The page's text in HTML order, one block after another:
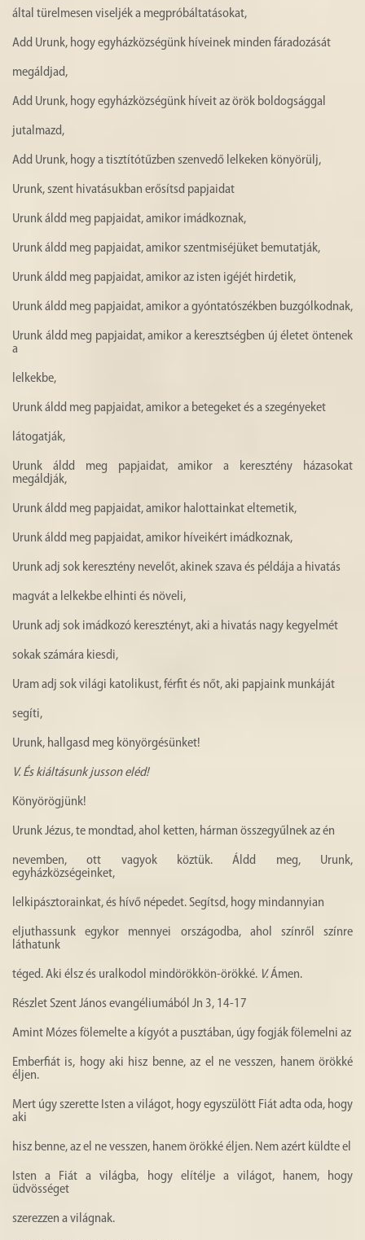
által türelmesen viseljék a megpróbáltatásokat,
Add Urunk, hogy egyházközségünk híveinek minden fáradozását
megáldjad,
Add Urunk, hogy egyházközségünk híveit az örök boldogsággal
jutalmazd,
Add Urunk, hogy a tisztítótűzben szenvedő lelkeken könyörülj,
Urunk, szent hivatásukban erősítsd papjaidat
Urunk áldd meg papjaidat, amikor imádkoznak,
Urunk áldd meg papjaidat, amikor szentmiséjüket bemutatják,
Urunk áldd meg papjaidat, amikor az isten igéjét hirdetik,
Urunk áldd meg papjaidat, amikor a gyóntatószékben buzgólkodnak,
Urunk áldd meg papjaidat, amikor a keresztségben új életet öntenek
a
lelkekbe,
Urunk áldd meg papjaidat, amikor a betegeket és a szegényeket
látogatják,
Urunk áldd meg papjaidat, amikor a keresztény házasokat
megáldják,
Urunk áldd meg papjaidat, amikor halottainkat eltemetik,
Urunk áldd meg papjaidat, amikor híveikért imádkoznak,
Urunk adj sok keresztény nevelőt, akinek szava és példája a hivatás
magvát a lelkekbe elhinti és növeli,
Urunk adj sok imádkozó keresztényt, aki a hivatás nagy kegyelmét
sokak számára kiesdi,
Uram adj sok világi katolikust, férfit és nőt, aki papjaink munkáját
segíti,
Urunk, hallgasd meg könyörgésünket!
V.És kiáltásunk jusson eléd!
Könyörögjünk!
Urunk Jézus, te mondtad, ahol ketten, hárman összegyűlnek az én
nevemben, ott vagyok köztük. Áldd meg, Urunk,
egyházközségeinket,
lelkipásztorainkat, és hívő népedet. Segítsd, hogy mindannyian
eljuthassunk egykor mennyei országodba, ahol színről színre
láthatunk
téged. Aki élsz és uralkodol mindörökkön-örökké. V.Ámen.
Részlet Szent János evangéliumából Jn 3, 14-17
Amint Mózes fölemelte a kígyót a pusztában, úgy fogják fölemelni az
Emberfiát is, hogy aki hisz benne, az el ne vesszen, hanem örökké
éljen.
Mert úgy szerette Isten a világot, hogy egyszülött Fiát adta oda, hogy
aki
hisz benne, az el ne vesszen, hanem örökké éljen. Nem azért küldte el
Isten a Fiát a világba, hogy elítélje a világot, hanem, hogy
üdvösséget
szerezzen a világnak.